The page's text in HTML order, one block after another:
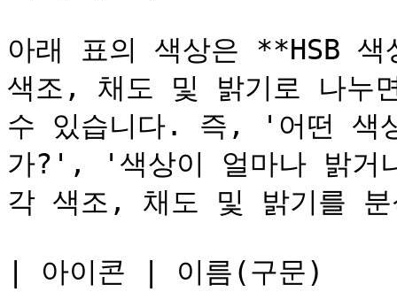
아래 표의 색상은 **HSB
색조, 채도 및 밝기로 나누
수 있습니다. 즉, '어떤 색
가?', '색상이 얼마나 밝거
각 색조, 채도 및 밝기를
| 아이콘 | 이름(구